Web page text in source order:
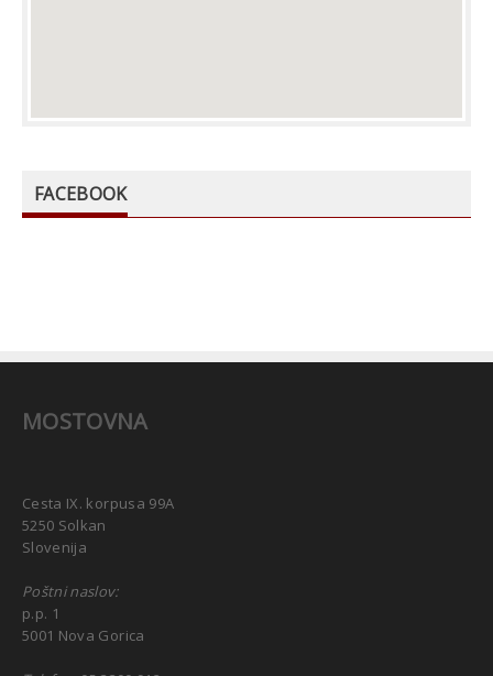
FACEBOOK
MOSTOVNA
Cesta IX. korpusa 99A
5250 Solkan
Slovenija
Poštni naslov:
p.p. 1
5001 Nova Gorica